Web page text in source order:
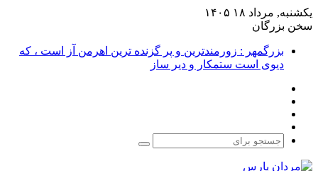
یکشنبه, مرداد ۱۸ ۱۴۰۵
سخن بزرگان
بزرگمهر : زورمندترین و پر گزنده ترین اهرمن آز است ، که
دیوی است ستمکار و دیر ساز
جستجو